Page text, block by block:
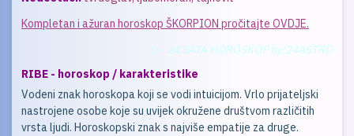
Kompletan i ažuran horoskop ŠKORPION pročitajte OVDJE.
0 - 24 SATA HOROSKOP by:24ASTRO
RIBE - horoskop / karakteristike
Vodeni znak horoskopa koji se vodi intuicijom. Vrlo prijateljski
nastrojene osobe koje su uvijek okružene društvom različitih
vrsta ljudi. Horoskopski znak s najviše empatije za druge.